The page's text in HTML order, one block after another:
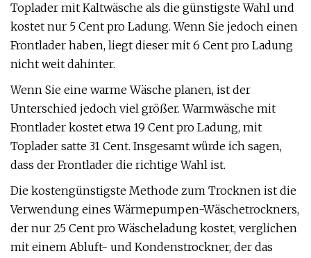
Toplader mit Kaltwäsche als die günstigste Wahl und
kostet nur 5 Cent pro Ladung. Wenn Sie jedoch einen
Frontlader haben, liegt dieser mit 6 Cent pro Ladung
nicht weit dahinter.
Wenn Sie eine warme Wäsche planen, ist der
Unterschied jedoch viel größer. Warmwäsche mit
Frontlader kostet etwa 19 Cent pro Ladung, mit
Toplader satte 31 Cent. Insgesamt würde ich sagen,
dass der Frontlader die richtige Wahl ist.
Die kostengünstigste Methode zum Trocknen ist die
Verwendung eines Wärmepumpen-Wäschetrockners,
der nur 25 Cent pro Wäscheladung kostet, verglichen
mit einem Abluft- und Kondenstrockner, der das